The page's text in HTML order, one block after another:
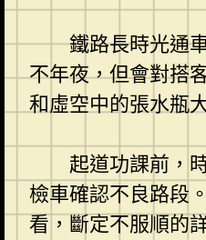
鐵路長時光通
不年夜，但會對搭
和虛空中的張水瓶
起道功課前，
檢車確認不良路段
看，斷定不服順的